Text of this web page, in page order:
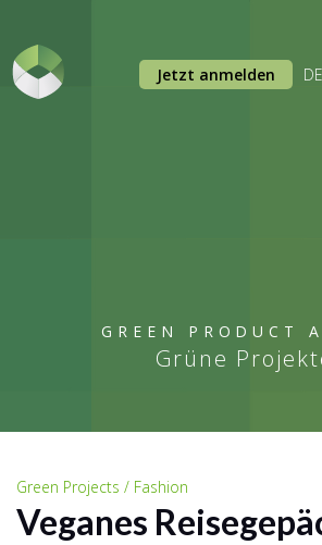
GREEN PRODUCT
Grüne
Jetzt anmelden DE
Green Projects / Fashion
Veganes